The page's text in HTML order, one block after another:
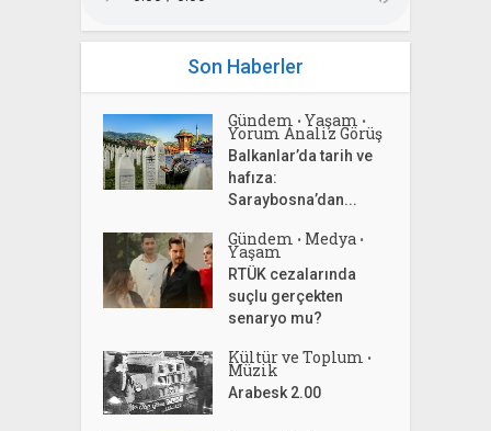
Son Haberler
Gündem • Yaşam •
Yorum Analiz Görüş
Balkanlar’da tarih ve
hafıza:
Saraybosna’dan...
Gündem • Medya •
Yaşam
RTÜK cezalarında
suçlu gerçekten
senaryo mu?
Kültür ve Toplum •
Müzik
Arabesk 2.00